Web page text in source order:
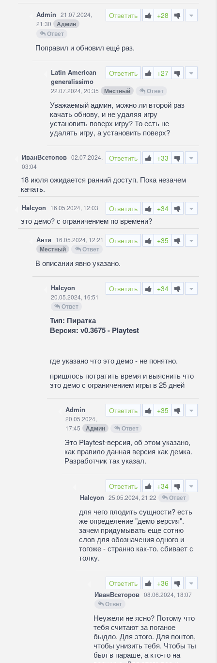
Ответить +28
Admin 21.07.2024,
21:30
Админ
Ответ
Поправил и обновил ещё раз.
Ответить +27
Latin American
generalissimo
22.07.2024, 20:35 Местный Ответ
Уважаемый админ, можно ли второй раз
качать обнову, и не удаляя игру
установить поверх игру? То есть не
удалять игру, а установить поверх?
Ответить +33
ИванВсетопов 02.07.2024,
03:04
18 июля ожидается ранний доступ. Пока незачем
качать.
Ответить +34
Halcyon 16.05.2024, 12:03
это демо? с ограничением по времени?
Ответить +35
Анти 16.05.2024, 12:21
Местный Ответ
В описании явно указано.
Ответить +34
Halcyon
20.05.2024, 16:51
Ответ
Тип: Пиратка
Версия: v0.3675 - Playtest
где указано что это демо - не понятно.
пришлось потратить время и выяснить что
это демо с ограничением игры в 25 дней
Ответить +35
Admin
20.05.2024,
17:45
Админ Ответ
Это Playtest-версия, об этом указано,
как правило данная версия как демка.
Разработчик так указал.
Ответить +34
Halcyon 25.05.2024, 21:22 Ответ
для чего плодить сущности? есть
же определение "демо версия".
зачем придумывать еще сотню
слов для обозначения одного и
тогоже - странно как-то. сбивает с
толку.
Ответить +36
ИванВсеторов 08.06.2024, 18:07
Ответ
Неужели не ясно? Потому что
тебя считают за поганое
быдло. Для этого. Для понтов,
чтобы унизить тебя. Чтобы ты
был в параше, а кто-то на